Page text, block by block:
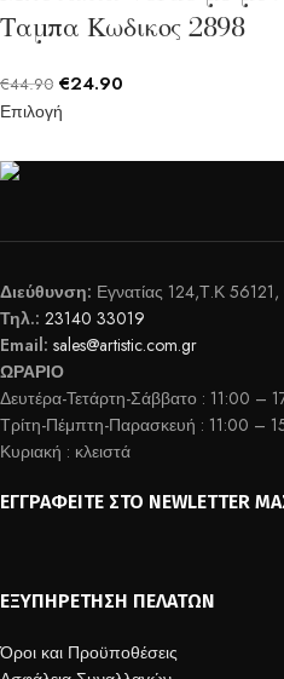
Ταμπα Κωδικος 2898
€44.90 €24.90
Επιλογή
Διεύθυνση: Εγνατίας 124,Τ.Κ
Τηλ.: 23140 33019
Email: sales@artistic.com.gr
ΩΡΑΡΙΟ
Δευτέρα-Τετάρτη-Σάββατο : 11:00 –
Τρίτη-Πέμπτη-Παρασκευή : 11:00 –
Κυριακή : κλειστά
ΕΓΓΡΑΦΕΊΤΕ ΣΤΟ NEWLETTER
ΕΞΥΠΗΡΈΤΗΣΗ ΠΕΛΑΤΏΝ
Όροι και Προϋποθέσεις